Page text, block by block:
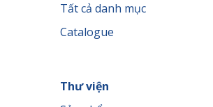
Tất cả danh mục
Catalogue
Thư viện